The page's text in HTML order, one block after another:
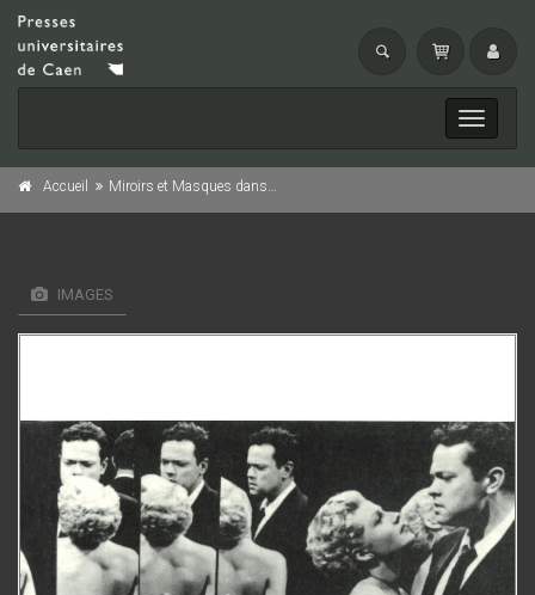
Toggle
Accueil Miroirs et Masques dans le monde anglo-saxon
IMAGES